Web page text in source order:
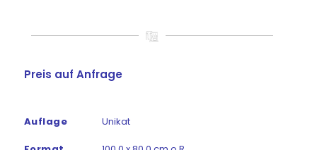
Preis auf Anfrage
Auflage Unikat